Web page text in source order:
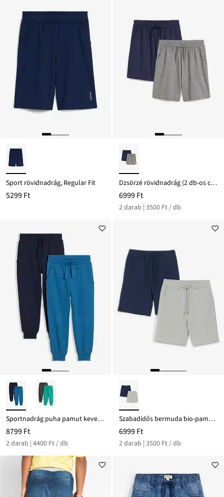
Sport rövidnadrág, Regular Fit
5299 Ft
Dzsörzé rövidnadrág (2 db-os csomag)
6999 Ft
2 darab | 3500 Ft / db
Sportnadrág puha pamut keverékből (2 db-os csomag)
8799 Ft
2 darab | 4400 Ft / db
Szabadidős bermuda bio-pamuttal (2 db-os csomag)
6999 Ft
2 darab | 3500 Ft / db